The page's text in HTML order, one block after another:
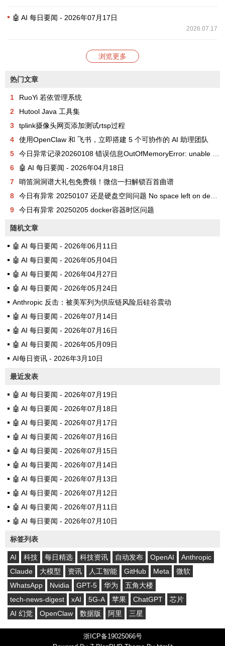
🤖 AI 每日要闻 - 2026年07月17日
2026.07.17
浏览更多
热门文章
1
RuoYi 若依管理系统
2
Hutool Java 工具集
3
tplink摄像头网页添加测试rtsp过程
4
使用OpenClaw 和 飞书，立即搭建 5 个可协作的 AI 助理团队
5
今日异常记录20260108 错误信息OutOfMemoryError: unable to create new native thread
6
🤖 AI 每日要闻 - 2026年04月18日
7
哨笛洞洞谱大礼包免费领！微信一扫解锁百首曲谱
8
今日有异常 20250107 还是硬盘空间问题 No space left on device
9
今日有异常 20250205 docker容器时区问题
随机文章
🤖 AI 每日要闻 - 2026年06月11日
🤖 AI 每日要闻 - 2026年05月04日
🤖 AI 每日要闻 - 2026年04月27日
🤖 AI 每日要闻 - 2026年05月24日
Anthropic 反击：被美军列为供应链风险后硅谷震动
🤖 AI 每日要闻 - 2026年07月14日
🤖 AI 每日要闻 - 2026年07月16日
🤖 AI 每日要闻 - 2026年05月09日
AI每日资讯 - 2026年3月10日
最近发表
🤖 AI 每日要闻 - 2026年07月19日
🤖 AI 每日要闻 - 2026年07月18日
🤖 AI 每日要闻 - 2026年07月17日
🤖 AI 每日要闻 - 2026年07月16日
🤖 AI 每日要闻 - 2026年07月15日
🤖 AI 每日要闻 - 2026年07月14日
🤖 AI 每日要闻 - 2026年07月13日
🤖 AI 每日要闻 - 2026年07月12日
🤖 AI 每日要闻 - 2026年07月11日
🤖 AI 每日要闻 - 2026年07月10日
标签列表
AI 科技 每日精选 科技资讯 自动发布 OpenAI
Anthropic
Claude
大模型 资讯 人工智能 GitHub Meta
微软
WhatsApp
Nvidia GPT-5 华为
五角大楼
tech-news-digest
xAI 5G-A 苹果 ChatGPT
芯片
AI 幻觉
OpenClaw 数据版 阿里 三星
浙ICP备19025066号